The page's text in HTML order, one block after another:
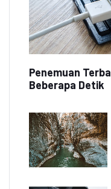
Penemuan
Beberapa Detik